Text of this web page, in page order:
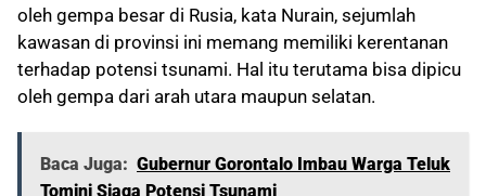
oleh gempa besar di Rusia, kata Nurain, sejumlah
kawasan di provinsi ini memang memiliki kerentanan
terhadap potensi tsunami. Hal itu terutama bisa dipicu
oleh gempa dari arah utara maupun selatan.
Baca Juga: Gubernur Gorontalo Imbau Warga Teluk
Tomini Siaga Potensi Tsunami